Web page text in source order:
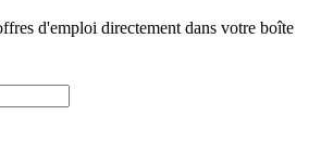
d'emploi directement dans votre boîte